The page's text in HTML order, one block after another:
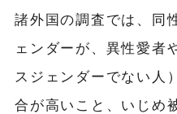
諸外国の調査では、同
ェンダーが、異性愛者
スジェンダーでない人
合が高いこと、いじめ